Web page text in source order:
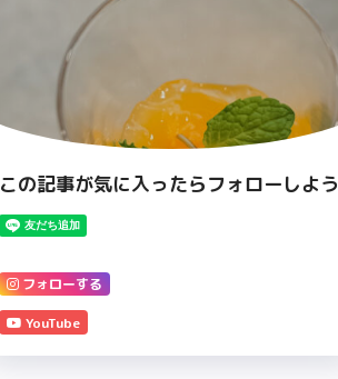
この記事が気に入ったらフォローしよう
フォローする
YouTube